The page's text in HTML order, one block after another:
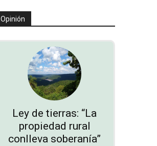
Opinión
Ley de tierras: “La
propiedad rural
conlleva soberanía”